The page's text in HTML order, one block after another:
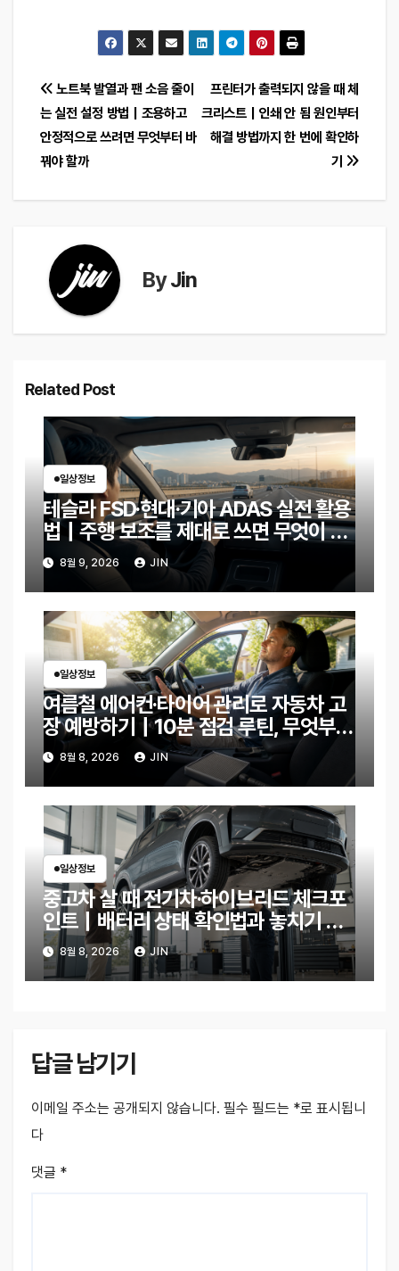
글
탐
색
프린터가 출력되지 않을 때 체
크리스트｜인쇄 안 됨 원인부터
해결 방법까지 한 번에 확인하
기
노트북 발열과 팬 소음 줄이
는 실전 설정 방법｜조용하고
안정적으로 쓰려면 무엇부터 바
꿔야 할까
ByJin
Related Post
일상정보
테슬라 FSD·현대·기아 ADAS 실전 활용
법｜주행 보조를 제대로 쓰면 무엇이 달
라질까?
8월 9, 2026 JIN
일상정보
여름철 에어컨·타이어 관리로 자동차 고
장 예방하기｜10분 점검 루틴, 무엇부터
확인할까?
8월 8, 2026 JIN
일상정보
중고차 살 때 전기차·하이브리드 체크포
인트｜배터리 상태 확인법과 놓치기 쉬
운 위험 신호
8월 8, 2026 JIN
답글 남기기
이메일 주소는 공개되지 않습니다. 필수 필드는 *로 표시됩니
다
댓글 *